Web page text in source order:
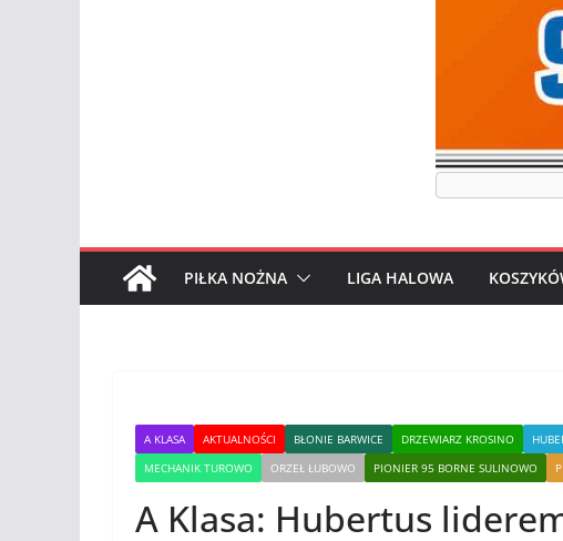
PIŁKA NOŻNA LIGA HALOWA
A KLASA AKTUALNOŚCI BŁONIE BARWICE DRZEWIARZ KROSINO
MECHANIK TUROWO
ORZEŁ ŁUBOWO PIONIER 95 BORNE SULINOWO
A Klasa: Hubertus